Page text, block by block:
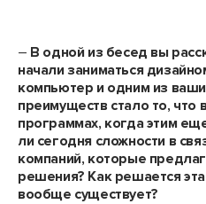
– В одной из бесед вы
начали заниматься
компьютер и одним из
преимуществ стало то, что
программах, когда этим
ли сегодня сложности в
компаний, которые
решения? Как решается
вообще существует?